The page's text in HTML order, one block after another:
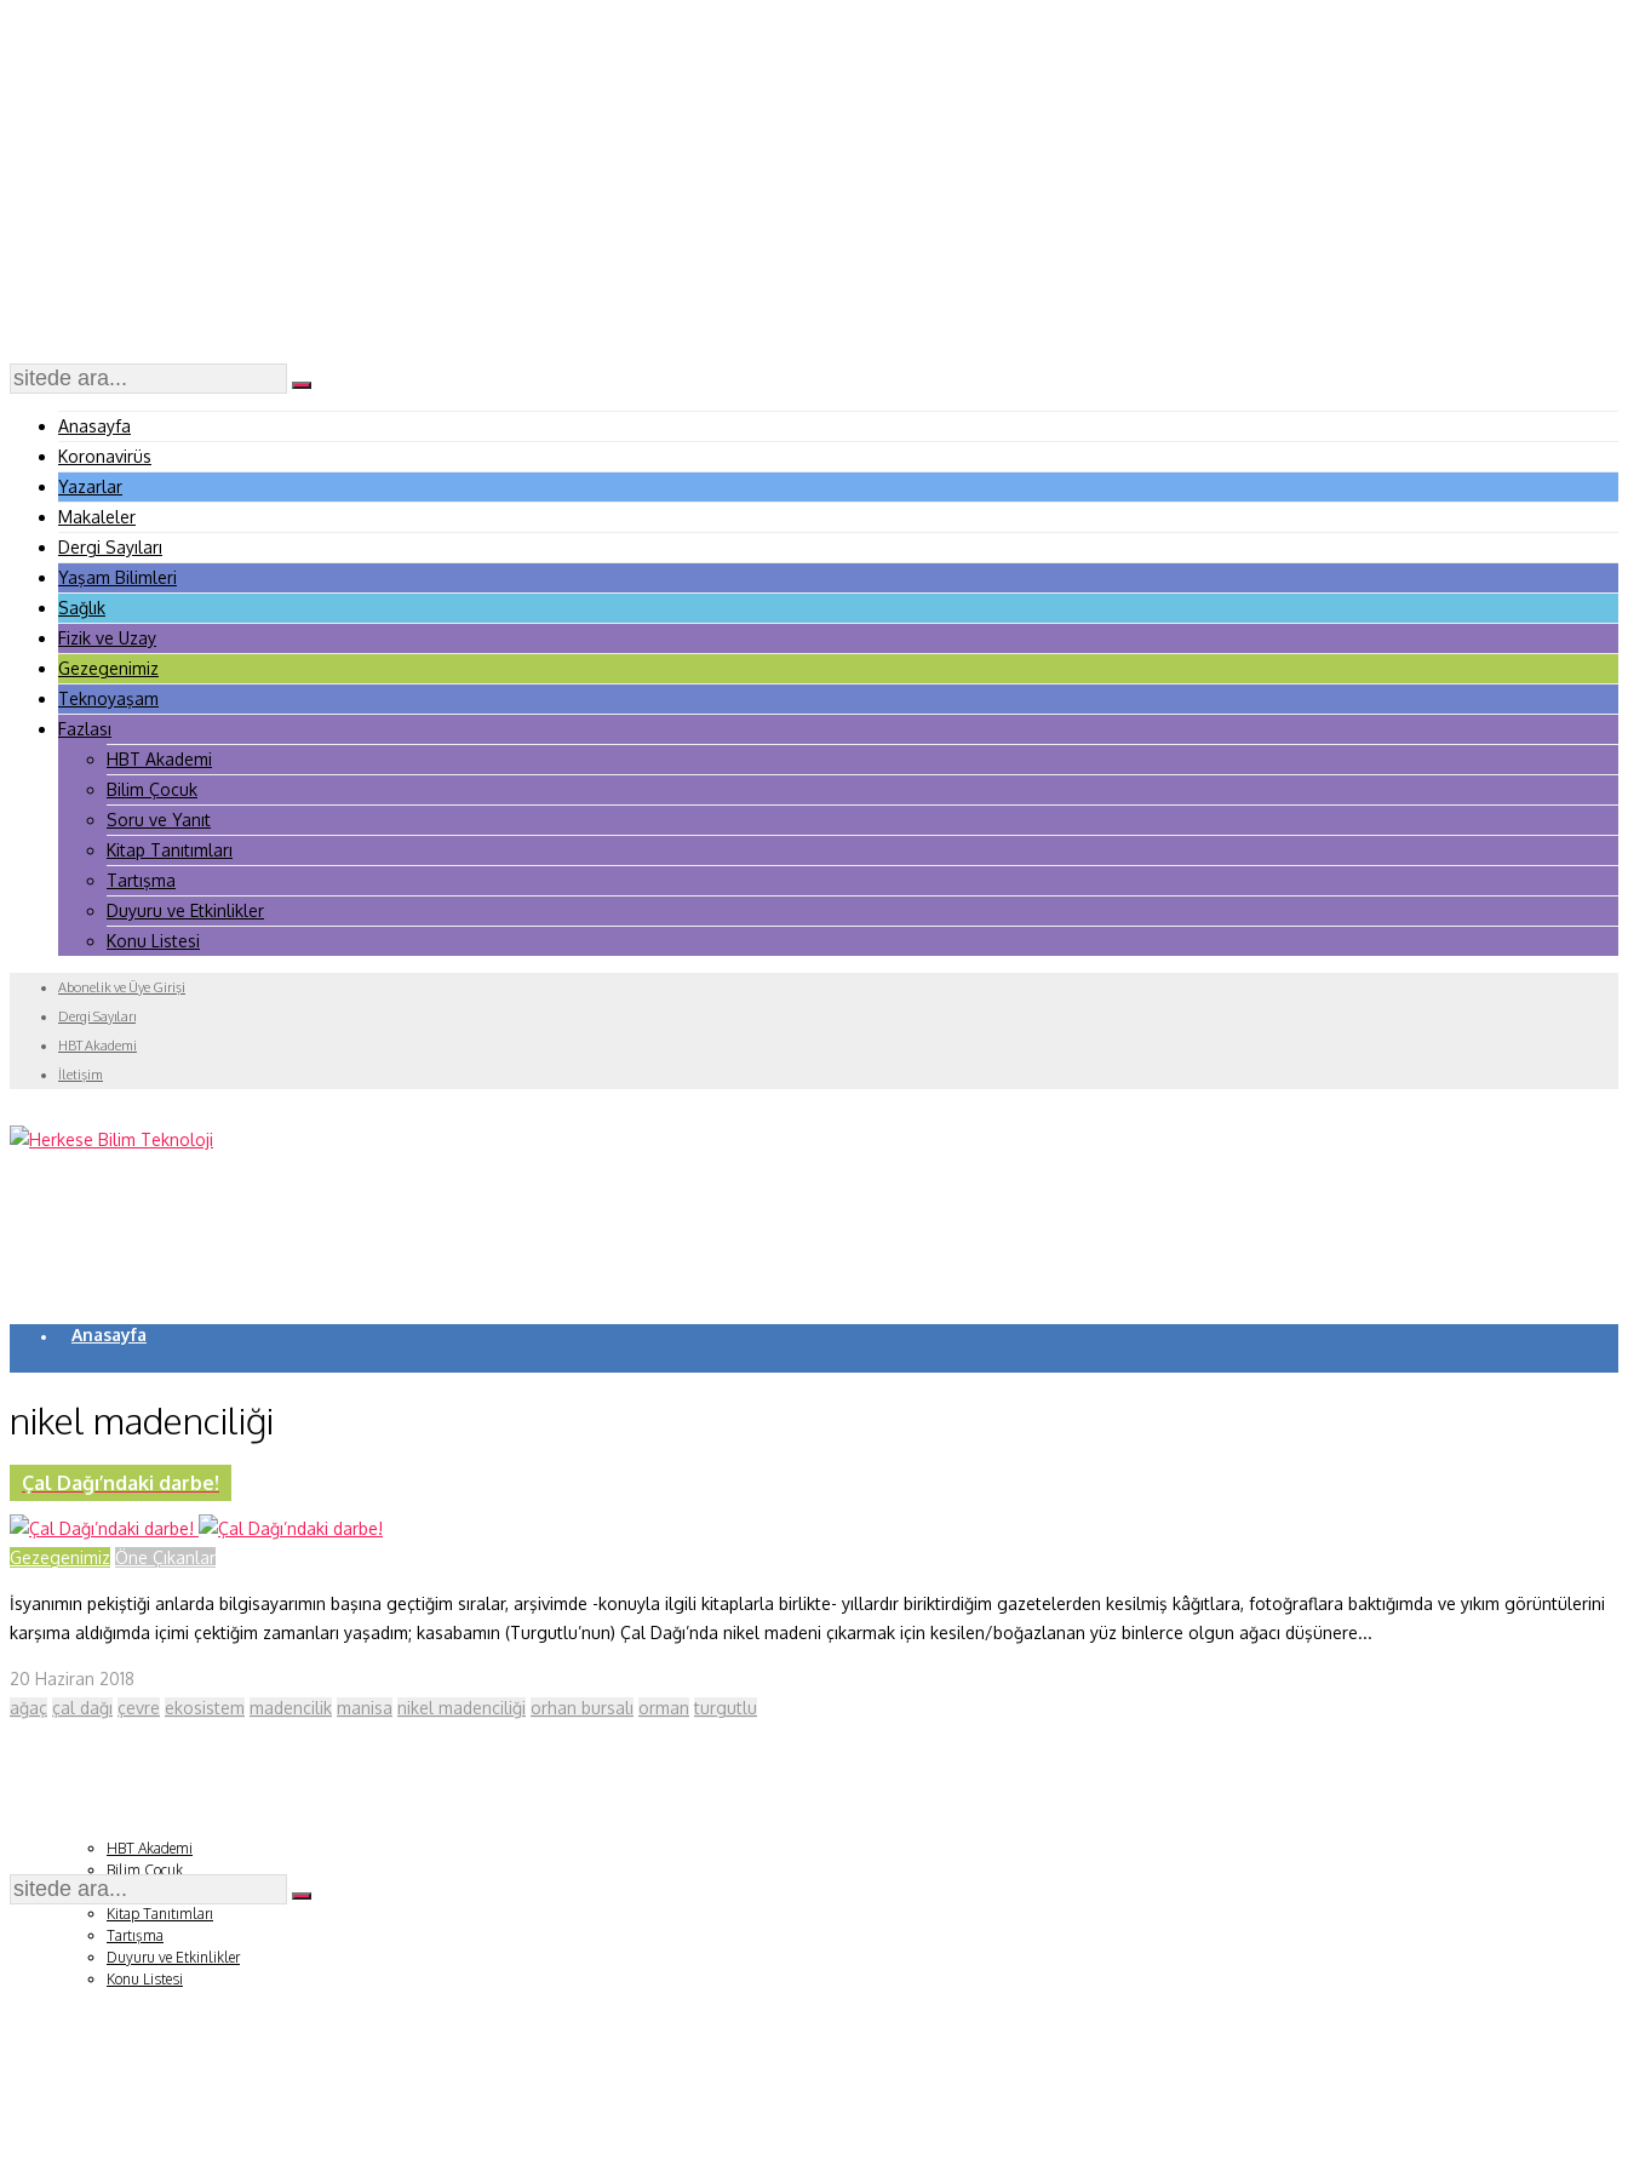
Anasayfa
Koronavirüs
Yazarlar
Makaleler
Dergi Sayıları
Yaşam Bilimleri
Sağlık
Fizik ve Uzay
Gezegenimiz
Teknoyaşam
Fazlası
HBT Akademi
Bilim Çocuk
Soru ve Yanıt
Kitap Tanıtımları
Tartışma
Duyuru ve Etkinlikler
Konu Listesi
Abonelik ve Üye Girişi
Dergi Sayıları
HBT Akademi
İletişim
Anasayfa
Yazarlar
Makaleler
Dergi Sayıları
Sağlık
Fizik ve Uzay
Gezegenimiz
HBT Akademi
Bilim Çocuk
Soru ve Yanıt
Kitap Tanıtımları
Tartışma
Duyuru ve Etkinlikler
Konu Listesi
nikel madenciliği
Çal Dağı’ndaki darbe!
Gezegenimiz Öne Çıkanlar
İsyanımın pekiştiği anlarda bilgisayarımın başına geçtiğim sıralar, arşivimde -konuyla ilgili kitaplarla birlikte- yıllardır biriktirdiğim gazetelerden kesilmiş kâğıtlara, fotoğraflara baktığımda ve yıkım görüntülerini
karşıma aldığımda içimi çektiğim zamanları yaşadım; kasabamın (Turgutlu’nun) Çal Dağı’nda nikel madeni çıkarmak için kesilen/boğazlanan yüz binlerce olgun ağacı düşünere...
20 Haziran 2018
ağaç çal dağı çevre ekosistem madencilik manisa nikel madenciliği orhan bursalı orman turgutlu